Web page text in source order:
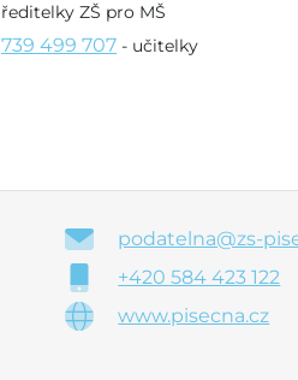
ředitelky ZŠ pro MŠ
739 499 707 - učitelky
podatelna@zs-
+420 584 423 122
www.pisecna.cz